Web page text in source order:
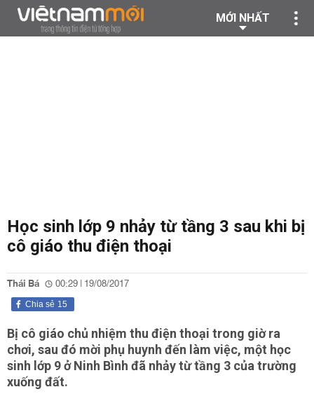
MỚI NHẤT
Học sinh lớp 9 nhảy từ tầng 3 sau khi bị
cô giáo thu điện thoại
Thái Bá 00:29 | 19/08/2017
15
Chia sẻ
Bị cô giáo chủ nhiệm thu điện thoại trong giờ ra
chơi, sau đó mời phụ huynh đến làm việc, một học
sinh lớp 9 ở Ninh Bình đã nhảy từ tầng 3 của trường
xuống đất.